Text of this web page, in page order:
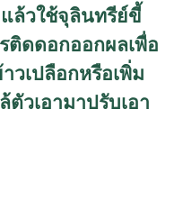
ล้วใช้จุลินทรีย์ขี้
ติดดอกออกผลเพื่อ
วเปลือกหรือเพิ่ม
วเอามาปรับเอา